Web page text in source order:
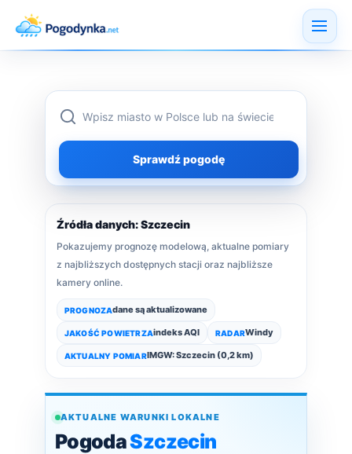
Wpisz
Sprawdź pogodę
Źródła danych: Szczecin
Pokazujemy prognozę modelową, aktualne pomiary
z najbliższych dostępnych stacji oraz najbliższe
kamery online.
PROGNOZAdane są aktualizowane
JAKOŚĆ POWIETRZAindeks AQI RADARWindy
AKTUALNY POMIARIMGW: Szczecin (0,2 km)
AKTUALNE WARUNKI LOKALNE
PogodaSzczecin